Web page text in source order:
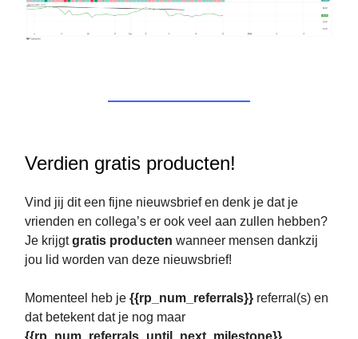
Verdien gratis producten!
Vind jij dit een fijne nieuwsbrief en denk je dat je
vrienden en collega’s er ook veel aan zullen hebben?
Je krijgtgratis producten wanneer mensen dankzij
jou lid worden van deze nieuwsbrief!
Momenteel heb je {{rp_num_referrals}} referral(s) en
dat betekent dat je nog maar
{{rp_num_referrals_until_next_milestone}}